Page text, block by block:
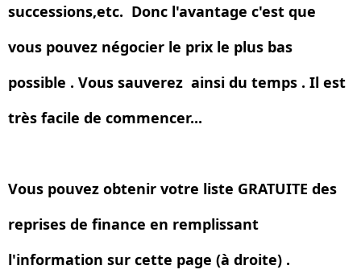
successions,etc. Donc l'avantage c'est que
vous pouvez négocier le prix le plus bas
possible . Vous sauverez ainsi du temps . Il est
très facile de commencer...
Vous pouvez obtenir votre liste GRATUITE des
reprises de finance en remplissant
l'information sur cette page (à droite) .